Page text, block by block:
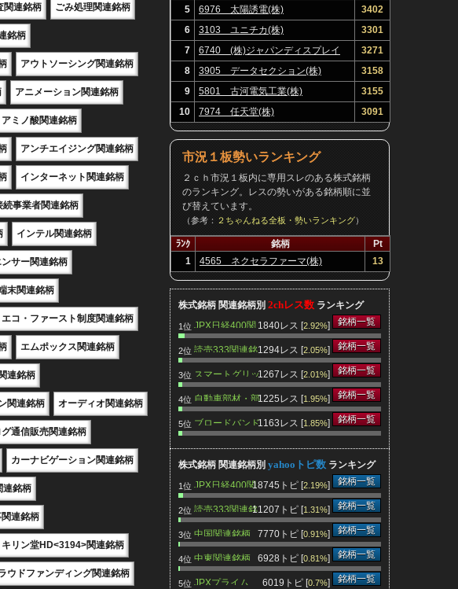
関連銘柄 ごみ処理関連銘柄
銘柄
アウトソーシング関連銘柄
アニメーション関連銘柄
アミノ酸関連銘柄
アンチエイジング関連銘柄
インターネット関連銘柄
続事業者関連銘柄
インテル関連銘柄
サー関連銘柄
末関連銘柄
エコ・ファースト制度関連銘柄
エムポックス関連銘柄
連銘柄
関連銘柄 オーディオ関連銘柄
グ通信販売関連銘柄
カーナビゲーション関連銘柄
連銘柄
連銘柄
キリン堂HD<3194>関連銘柄
ウドファンディング関連銘柄
5
6976 太陽誘電(株)
3402
6
3103 ユニチカ(株)
3301
7
6740 (株)ジャパンディスプレイ
3271
8
3905 データセクション(株)
3158
9
5801 古河電気工業(株)
3155
10
7974 任天堂(株) 3091
市況１板勢いランキング
２ｃｈ市況１板内に専用スレのある株式銘柄
のランキング。レスの勢いがある銘柄順に並
び替えています。
（参考：２ちゃんねる全板・勢いランキング）
ﾗﾝｸ 銘柄
Pt
1
4565 ネクセラファーマ(株) 13
株式銘柄 関連銘柄別 2chレス数 ランキング
1位 JPX日経400関
連銘柄
1840レス [2.92%] 銘柄一覧
2位 読売333関連銘
柄
1294レス [2.05%] 銘柄一覧
3位 スマートグリッ
ド関連銘柄
1267レス [2.01%] 銘柄一覧
4位 自動車部材・部
品関連銘柄
1225レス [1.95%] 銘柄一覧
5位 ブロードバンド
関連銘柄
1163レス [1.85%] 銘柄一覧
株式銘柄 関連銘柄別 yahooトピ数 ランキング
1位 JPX日経400関
連銘柄
18745トピ [2.19%] 銘柄一覧
2位 読売333関連銘
柄
11207トピ [1.31%] 銘柄一覧
3位 中国関連銘柄 7770トピ [0.91%] 銘柄一覧
4位 中東関連銘柄 6928トピ [0.81%] 銘柄一覧
5位 JPXプライム
6019トピ [0.7%] 銘柄一覧